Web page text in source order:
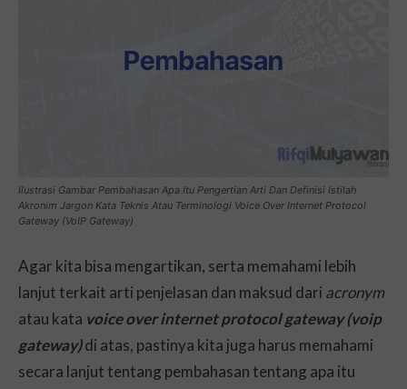
Ilustrasi Gambar Pembahasan Apa Itu Pengertian Arti Dan Definisi Istilah
Akronim Jargon Kata Teknis Atau Terminologi Voice Over Internet Protocol
Gateway (VoIP Gateway)
Agar kita bisa mengartikan, serta memahami lebih
lanjut terkait arti penjelasan dan maksud dari acronym
atau kata voice over internet protocol gateway (voip
gateway)di atas, pastinya kita juga harus memahami
secara lanjut tentang pembahasan tentang apa itu